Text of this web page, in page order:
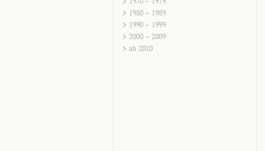
1980 – 1989
1990 – 1999
2000 – 2009
ab 2010